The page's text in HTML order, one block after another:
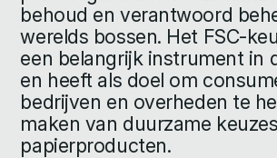
behoud en verantwoord
werelds bossen. Het FSC-
een belangrijk instrument in
en heeft als doel om
bedrijven en overheden te
maken van duurzame
papierproducten.